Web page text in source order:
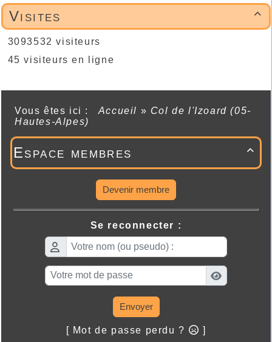

Visites
3093532 visiteurs
45 visiteurs en ligne
Vous êtes ici : Accueil » Col de l'Izoard (05-
Hautes-Alpes)

Espace membres
Devenir membre
Se reconnecter :
Envoyer
[ Mot de passe perdu ? ]